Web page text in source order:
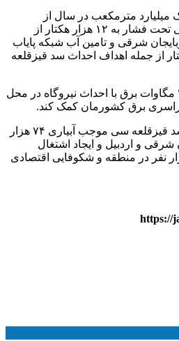
میلیارد مترمکعب در سال از
رودخانه مرزی ارس، آبرسانی تحت فشار به ۱۲ هزار هکتار از
شرقی و تامین آب شبکه پایاب
۶۲ هزار هکتار از جمله اهداف احداث سد قیزقلعه
همچنین قرار است سالانه ۴۰ مگاوات برق با احداث نیروگاه در محل
برق کشورمان کمک کند.
بهره برداری از شبکه پایاب سد قیزقلعه سی موجب آبیاری ۷۴ هزار
شرقی و اردبیل و ایجاد اشتغال
و غیرمستقیم ۸۵ هزار نفر در منطقه و شکوفایی اقتصادی
https://